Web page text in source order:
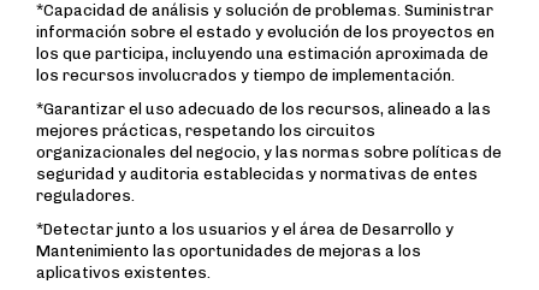
*Capacidad de análisis y solución de problemas. Suministrar
información sobre el estado y evolución de los proyectos en
los que participa, incluyendo una estimación aproximada de
los recursos involucrados y tiempo de implementación.
*Garantizar el uso adecuado de los recursos, alineado a las
mejores prácticas, respetando los circuitos
organizacionales del negocio, y las normas sobre políticas de
seguridad y auditoria establecidas y normativas de entes
reguladores.
*Detectar junto a los usuarios y el área de Desarrollo y
Mantenimiento las oportunidades de mejoras a los
aplicativos existentes.